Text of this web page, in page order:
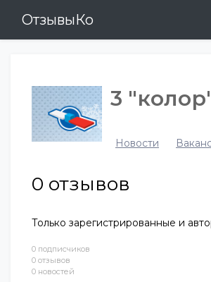
ОтзывыКо
0 подписчиков
0 отзывов
0 новостей
3
Новости
0 отзывов
Только зарегистрированные и